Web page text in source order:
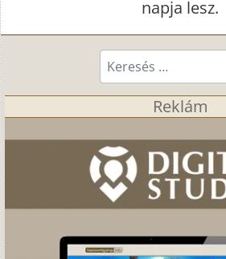
napja lesz.
Keresés...
Reklám